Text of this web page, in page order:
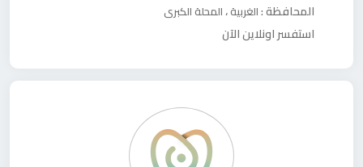
المحافظة :الغربية،المحلة الكبرى
استفسر اونلاين الآن